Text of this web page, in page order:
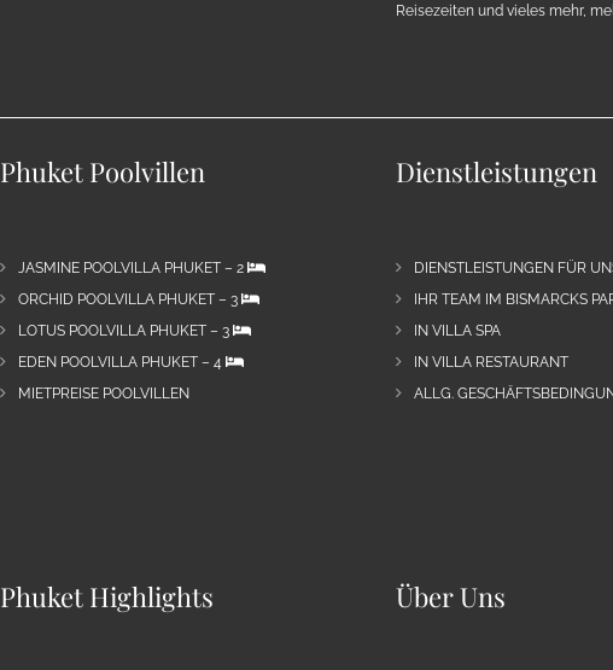
Reisezeiten und vieles mehr,
Phuket Poolvillen
JASMINE POOLVILLA PHUKET – 2
ORCHID POOLVILLA PHUKET – 3
LOTUS POOLVILLA PHUKET – 3
EDEN POOLVILLA PHUKET – 4
MIETPREISE POOLVILLEN
Dienstleistungen
DIENSTLEISTUNGEN FÜR
IHR TEAM IM BISMARCKS
IN VILLA SPA
IN VILLA RESTAURANT
ALLG.
Phuket Highlights Über Uns